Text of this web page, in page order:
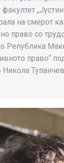
на смерот
право со
Република
право“